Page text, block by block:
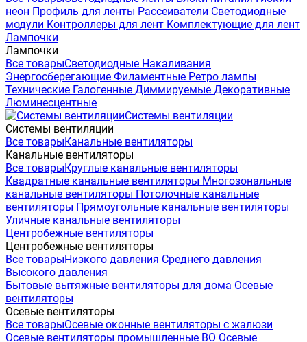
неон Профиль для ленты Рассеиватели Светодиодные
модули Контроллеры для лент Комплектующие для лент
Лампочки
Лампочки
Все товарыСветодиодные Накаливания
Энергосберегающие Филаментные Ретро лампы
Технические Галогенные Диммируемые Декоративные
Люминесцентные
Системы вентиляции
Системы вентиляции
Все товарыКанальные вентиляторы
Канальные вентиляторы
Все товарыКруглые канальные вентиляторы
Квадратные канальные вентиляторы Многозональные
канальные вентиляторы Потолочные канальные
вентиляторы Прямоугольные канальные вентиляторы
Уличные канальные вентиляторы
Центробежные вентиляторы
Центробежные вентиляторы
Все товарыНизкого давления Среднего давления
Высокого давления
Бытовые вытяжные вентиляторы для дома Осевые
вентиляторы
Осевые вентиляторы
Все товарыОсевые оконные вентиляторы с жалюзи
Осевые вентиляторы промышленные ВО Осевые